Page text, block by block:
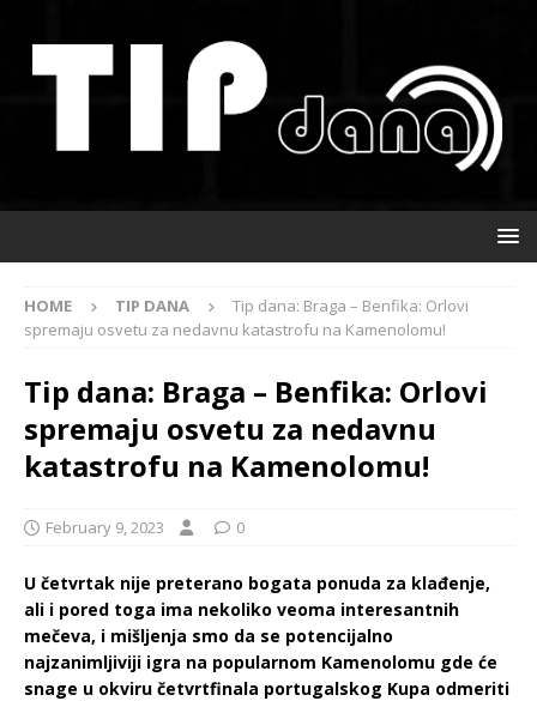
HOME TIP DANA
Tip dana: Braga – Benfika: Orlovi
spremaju osvetu za nedavnu katastrofu na Kamenolomu!
Tip dana: Braga – Benfika: Orlovi
spremaju osvetu za nedavnu
katastrofu na Kamenolomu!
February 9, 2023 0
U četvrtak nije preterano bogata ponuda za klađenje,
ali i pored toga ima nekoliko veoma interesantnih
mečeva, i mišljenja smo da se potencijalno
najzanimljiviji igra na popularnom Kamenolomu gde će
snage u okviru četvrtfinala portugalskog Kupa odmeriti